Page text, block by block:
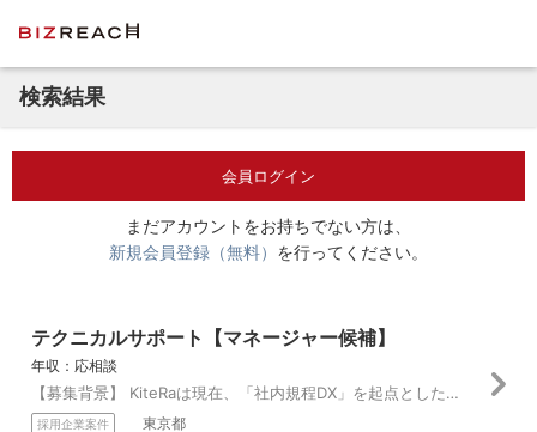
検索結果
会員ログイン
まだアカウントをお持ちでない方は、
新規会員登録（無料） を行ってください。
テクニカルサポート【マネージャー候補】
年収：応相談
【募集背景】 KiteRaは現在、「社内規程DX」を起点とした「第2の創業期」を迎えています。創業以来、「社内規程のDX化」という新たなマーケットを切り拓き、...
採用企業案件 東京都